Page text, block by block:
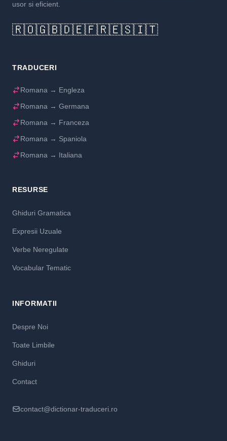
usor si eficient.
🇷🇴🇬🇧🇩🇪🇫🇷🇪🇸🇮🇹
TRADUCERI
Romana → Engleza
Romana → Germana
Romana → Franceza
Romana → Spaniola
Romana → Italiana
RESURSE
Ghiduri Gramatica
Expresii Uzuale
Verbe Neregulate
Vocabular Tematic
INFORMATII
Despre Noi
Toate Limbile
Ghiduri
Contact
contact@dictionar-traduceri.ro